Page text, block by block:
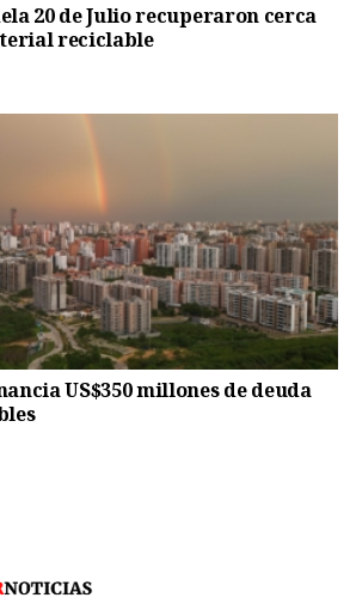
20 de Julio recuperaron cerca
reciclable
US$350 millones de deuda